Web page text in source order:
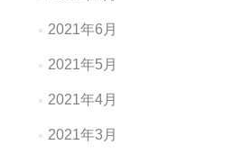
2021年6月
2021年5月
2021年4月
2021年3月